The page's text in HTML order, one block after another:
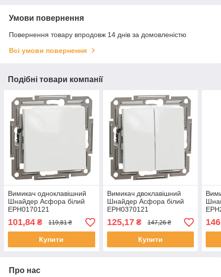
Умови повернення
Повернення товару впродовж 14 днів за домовленістю
Всі умови повернення
Подібні товари компанії
Вимикач одноклавішний
Шнайдер Асфора білий
EPH0170121
101,84 ₴ 119,81 ₴
Купити
Вимикач двоклавішний
Шнайдер Асфора білий
EPH0370121
125,17₴ 147,26 ₴
Купити
Про нас